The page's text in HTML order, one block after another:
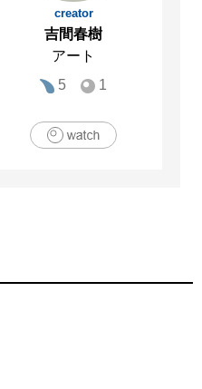
creator
吉間春樹
アート
5
1